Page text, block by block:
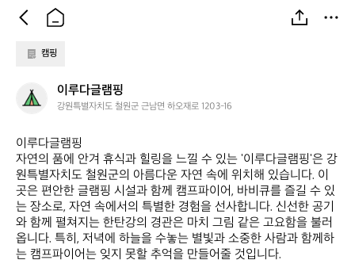
캠핑
루
글
램
핑
이루다글램핑
강원특별자치도 철원군 근남면 하오재로 1203-16
이루다글램핑
자연의 품에 안겨 휴식과 힐링을 느낄 수 있는 '이루다글램핑'은 강
원특별자치도 철원군의 아름다운 자연 속에 위치해 있습니다. 이
곳은 편안한 글램핑 시설과 함께 캠프파이어, 바비큐를 즐길 수 있
는 장소로, 자연 속에서의 특별한 경험을 선사합니다. 신선한 공기
와 함께 펼쳐지는 한탄강의 경관은 마치 그림 같은 고요함을 불러
옵니다. 특히, 저녁에 하늘을 수놓는 별빛과 소중한 사람과 함께하
는 캠프파이어는 잊지 못할 추억을 만들어줄 것입니다.